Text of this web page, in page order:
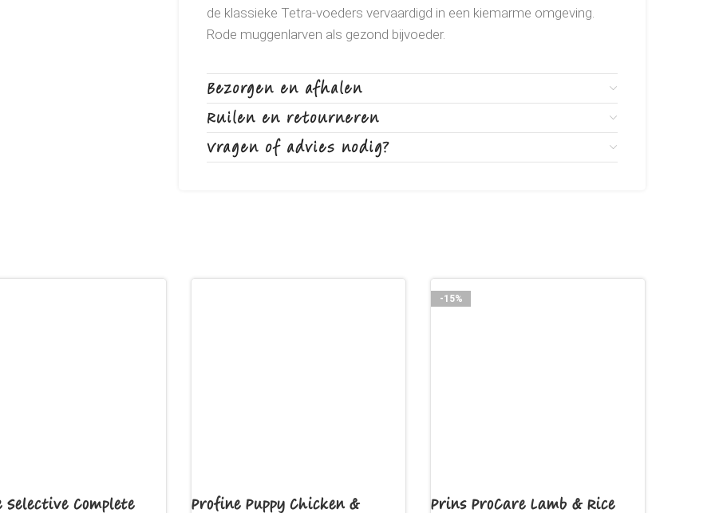
de klassieke Tetra-voeders vervaardigd in een kiemarme omgeving.
Rode muggenlarven als gezond bijvoeder.
Bezorgen en afhalen
Ruilen en retourneren
Vragen of advies nodig?
Selective Complete Profine Puppy Chicken &
-15%
Prins ProCare Lamb & Rice